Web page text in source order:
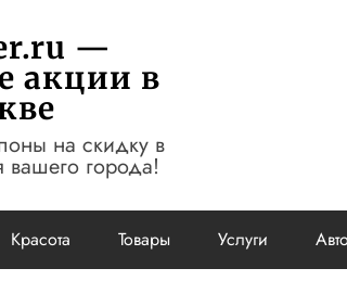
—
акции в
на скидку в
города!
Красота Товары Услуги